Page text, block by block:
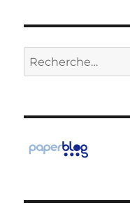
Recherche
pour :